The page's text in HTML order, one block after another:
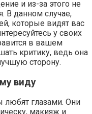
и из-за этого не
В данном случае,
которые видят вас
у своих
в вашем
критику, ведь она
сторону.
виду
глазами. Они
макияж и